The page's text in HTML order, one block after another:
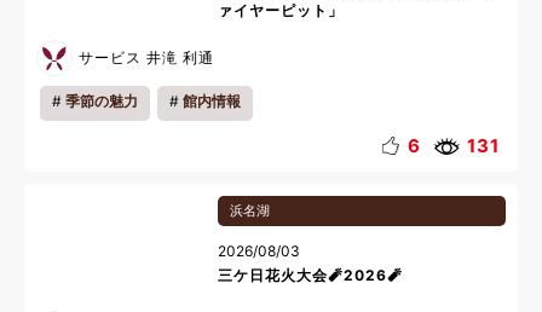
ァイヤーピット」
サービス 井滝 利通
季節の魅力 館内情報
6 131
浜名湖
2026/08/03
三ケ日花火大会🧨2026🧨